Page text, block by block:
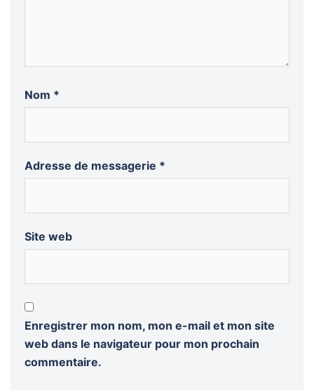
Nom *
Adresse de messagerie *
Site web
Enregistrer mon nom, mon e-mail et mon site
web dans le navigateur pour mon prochain
commentaire.